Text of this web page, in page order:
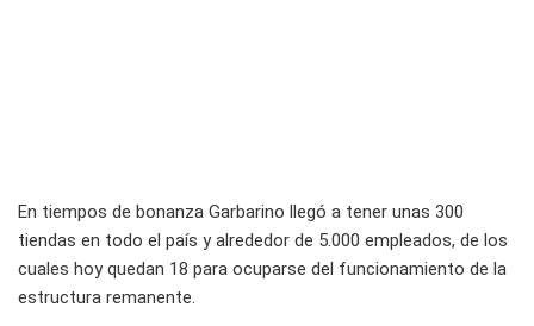
En tiempos de bonanza Garbarino llegó a tener unas 300
tiendas en todo el país y alrededor de 5.000 empleados, de los
cuales hoy quedan 18 para ocuparse del funcionamiento de la
estructura remanente.